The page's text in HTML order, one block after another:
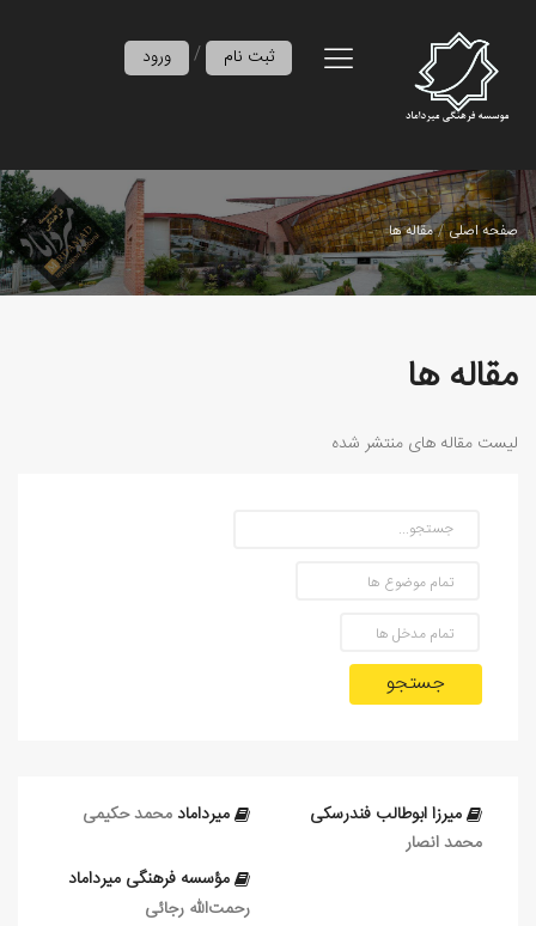
ورود / ثبت نام
صفحه اصلی مقاله ها
مقاله ها
لیست مقاله های منتشر شده
جستجو
میرزا ابوطالب فندرسکی
محمد انصار
میرداماد محمد حکیمی
مؤسسه فرهنگی میرداماد
رحمت‌الله رجائی